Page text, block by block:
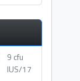
9 cfu
IUS/17